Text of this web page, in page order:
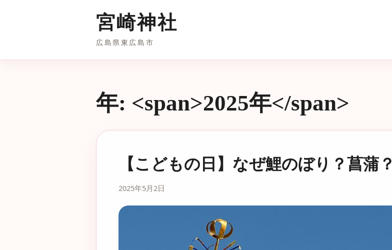
宮崎神社
広島県東広島市
年: <span>2025年</span>
【こどもの日】なぜ鯉のぼり？菖蒲？
2025年5月2日